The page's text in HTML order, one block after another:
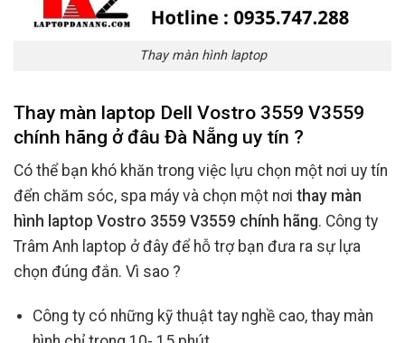
Thay màn hình laptop
Thay màn laptop Dell Vostro 3559 V3559
chính hãng ở đâu Đà Nẵng uy tín ?
Có thể bạn khó khăn trong việc lựu chọn một nơi uy tín
đển chăm sóc, spa máy và chọn một nơi thay màn
hình laptop Vostro 3559 V3559 chính hãng. Công ty
Trâm Anh laptop ở đây để hỗ trợ bạn đưa ra sự lựa
chọn đúng đắn. Vì sao ?
Công ty có những kỹ thuật tay nghề cao, thay màn